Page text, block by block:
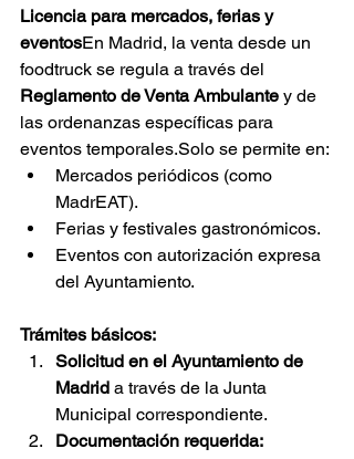
Licencia para mercados, ferias y
eventosEn Madrid, la venta desde un
foodtruck se regula a través del
Reglamento de Venta Ambulante y de
las ordenanzas específicas para
eventos temporales.Solo se permite en:
Mercados periódicos (como
MadrEAT).
Ferias y festivales gastronómicos.
Eventos con autorización expresa
del Ayuntamiento.
Trámites básicos:
Solicitud en el Ayuntamiento de
Madrid a través de la Junta
Municipal correspondiente.
Documentación requerida: